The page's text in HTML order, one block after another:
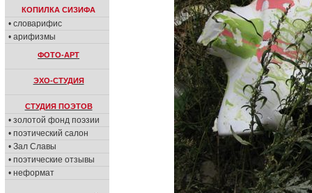
КОПИЛКА СИЗИФА
• словарифис
• арифизмы
ФОТО-АРТ
ЭХО-СТУДИЯ
СТУДИЯ ПОЭТОВ
• золотой фонд поэзии
• поэтический салон
• Зал Славы
• поэтические отзывы
• неформат